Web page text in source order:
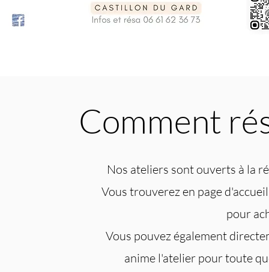
Comment
Nos ateliers sont ouverts à la
Vous trouverez en page
pour
Vous pouvez également
anime l'atelier pour toute